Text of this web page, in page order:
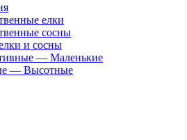
елки
сосны
и сосны
— Маленькие
— Высотные